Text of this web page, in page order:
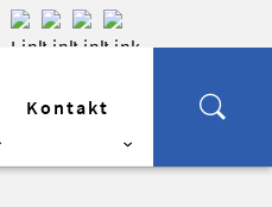
Kontakt